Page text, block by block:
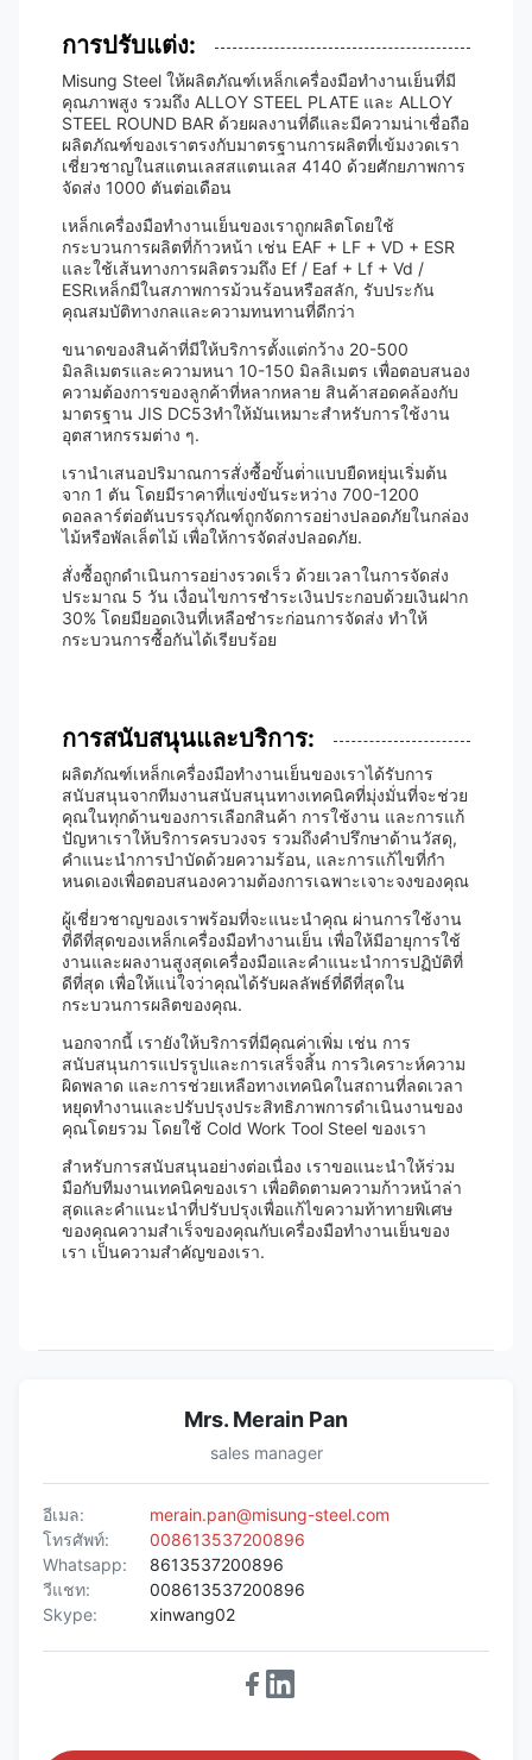
การปรับแต่ง:
Misung Steel ให้ผลิตภัณฑ์เหล็กเครื่องมือทํางานเย็นที่มี
คุณภาพสูง รวมถึง ALLOY STEEL PLATE และ ALLOY
STEEL ROUND BAR ด้วยผลงานที่ดีและมีความน่าเชื่อถือ
ผลิตภัณฑ์ของเราตรงกับมาตรฐานการผลิตที่เข้มงวดเรา
เชี่ยวชาญในสแตนเลสสแตนเลส 4140 ด้วยศักยภาพการ
จัดส่ง 1000 ตันต่อเดือน
เหล็กเครื่องมือทํางานเย็นของเราถูกผลิตโดยใช้
กระบวนการผลิตที่ก้าวหน้า เช่น EAF + LF + VD + ESR
และใช้เส้นทางการผลิตรวมถึง Ef / Eaf + Lf + Vd /
ESRเหล็กมีในสภาพการม้วนร้อนหรือสลัก, รับประกัน
คุณสมบัติทางกลและความทนทานที่ดีกว่า
ขนาดของสินค้าที่มีให้บริการตั้งแต่กว้าง 20-500
มิลลิเมตรและความหนา 10-150 มิลลิเมตร เพื่อตอบสนอง
ความต้องการของลูกค้าที่หลากหลาย สินค้าสอดคล้องกับ
มาตรฐาน JIS DC53ทําให้มันเหมาะสําหรับการใช้งาน
อุตสาหกรรมต่าง ๆ.
เรานําเสนอปริมาณการสั่งซื้อขั้นต่ําแบบยืดหยุ่นเริ่มต้น
จาก 1 ตัน โดยมีราคาที่แข่งขันระหว่าง 700-1200
ดอลลาร์ต่อตันบรรจุภัณฑ์ถูกจัดการอย่างปลอดภัยในกล่อง
ไม้หรือพัลเล็ตไม้ เพื่อให้การจัดส่งปลอดภัย.
สั่งซื้อถูกดําเนินการอย่างรวดเร็ว ด้วยเวลาในการจัดส่ง
ประมาณ 5 วัน เงื่อนไขการชําระเงินประกอบด้วยเงินฝาก
30% โดยมียอดเงินที่เหลือชําระก่อนการจัดส่ง ทําให้
กระบวนการซื้อกันได้เรียบร้อย
การสนับสนุนและบริการ:
ผลิตภัณฑ์เหล็กเครื่องมือทํางานเย็นของเราได้รับการ
สนับสนุนจากทีมงานสนับสนุนทางเทคนิคที่มุ่งมั่นที่จะช่วย
คุณในทุกด้านของการเลือกสินค้า การใช้งาน และการแก้
ปัญหาเราให้บริการครบวงจร รวมถึงคําปรึกษาด้านวัสดุ,
คําแนะนําการบําบัดด้วยความร้อน, และการแก้ไขที่กํา
หนดเองเพื่อตอบสนองความต้องการเฉพาะเจาะจงของคุณ
ผู้เชี่ยวชาญของเราพร้อมที่จะแนะนําคุณ ผ่านการใช้งาน
ที่ดีที่สุดของเหล็กเครื่องมือทํางานเย็น เพื่อให้มีอายุการใช้
งานและผลงานสูงสุดเครื่องมือและคําแนะนําการปฏิบัติที่
ดีที่สุด เพื่อให้แน่ใจว่าคุณได้รับผลลัพธ์ที่ดีที่สุดใน
กระบวนการผลิตของคุณ.
นอกจากนี้ เรายังให้บริการที่มีคุณค่าเพิ่ม เช่น การ
สนับสนุนการแปรรูปและการเสร็จสิ้น การวิเคราะห์ความ
ผิดพลาด และการช่วยเหลือทางเทคนิคในสถานที่ลดเวลา
หยุดทํางานและปรับปรุงประสิทธิภาพการดําเนินงานของ
คุณโดยรวม โดยใช้ Cold Work Tool Steel ของเรา
สําหรับการสนับสนุนอย่างต่อเนื่อง เราขอแนะนําให้ร่วม
มือกับทีมงานเทคนิคของเรา เพื่อติดตามความก้าวหน้าล่า
สุดและคําแนะนําที่ปรับปรุงเพื่อแก้ไขความท้าทายพิเศษ
ของคุณความสําเร็จของคุณกับเครื่องมือทํางานเย็นของ
เรา เป็นความสําคัญของเรา.
Mrs. Merain Pan
sales manager
อีเมล:
merain.pan@misung-steel.com
โทรศัพท์:
008613537200896
Whatsapp:
8613537200896
วีแชท:
008613537200896
Skype:
xinwang02